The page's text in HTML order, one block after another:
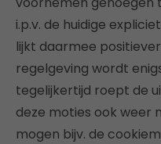
i.p.v. de huidige
lijkt daarmee
regelgeving wordt
tegelijkertijd roept de
deze moties ook weer
mogen bijv. de